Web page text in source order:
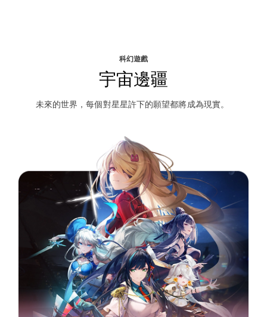
科幻遊戲
宇宙邊疆
未來的世界，每個對星星許下的願望都將成為現實。